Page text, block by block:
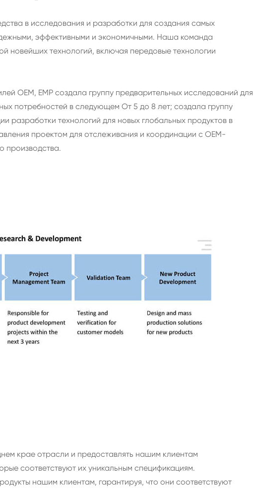
в исследования и разработки для создания самых
эффективными и экономичными. Наша команда
новейших технологий, включая передовые технологии
OEM, EMP создала группу предварительных исследований для
потребностей в следующем От 5 до 8 лет; создала группу
разработки технологий для новых глобальных продуктов в
проектом для отслеживания и координации с OEM-
производства.
крае отрасли и предоставлять нашим клиентам
соответствуют их уникальным спецификациям.
нашим клиентам, гарантируя, что они соответствуют